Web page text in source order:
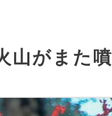
山がまた